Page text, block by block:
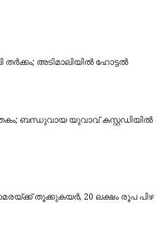
അടിമാലിയിൽ ഹോട്ടല്‍
ബന്ധുവായ യുവാവ് കസ്റ്റഡിയില്‍
തൂക്കുകയർ, 20 ലക്ഷം രൂപ പിഴ